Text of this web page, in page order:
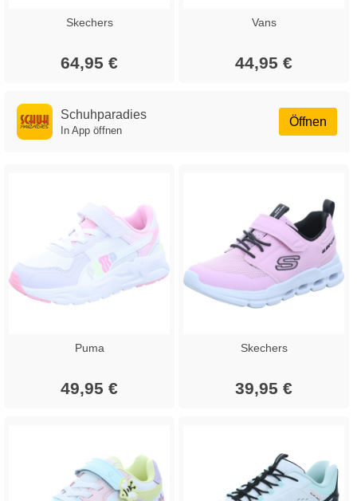
Skechers
64,95 €
Vans
44,95 €
Öffnen
Schuhparadies
In App öffnen
Puma
49,95 €
Skechers
39,95 €